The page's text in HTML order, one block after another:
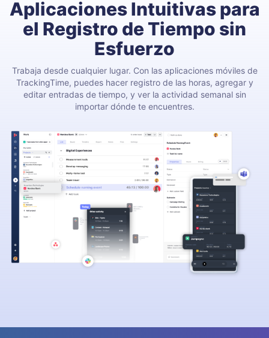
Aplicaciones Intuitivas para
el Registro de Tiempo sin
Esfuerzo
Trabaja desde cualquier lugar. Con las aplicaciones móviles de
TrackingTime, puedes hacer registro de las horas, agregar y
editar entradas de tiempo, y ver la actividad semanal sin
importar dónde te encuentres.